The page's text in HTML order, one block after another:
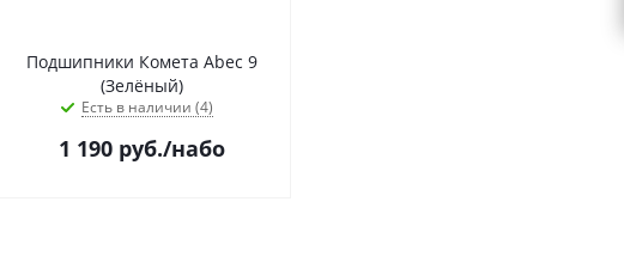
Подшипники Комета Abec 9
(Зелёный)
Есть в наличии (4)
1 190 руб./набо